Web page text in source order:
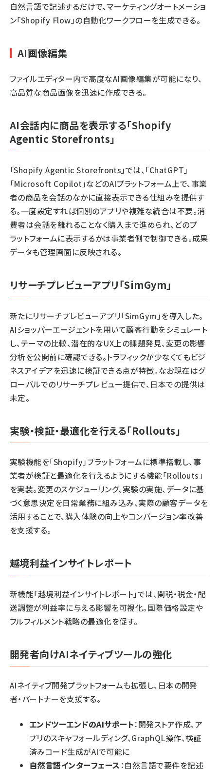
自然言語で記述するだけで、マーケティングオートメーショ
ン「Shopify Flow」の自動化ワークフローを生成できる。
AI画像編集
ファイルエディター内で高度なAI画像編集が可能になり、
高品質な商品画像を迅速に作成できる。
AI会話内に商品を表示する「Shopify
Agentic Storefronts」
「Shopify Agentic Storefronts」では、「ChatGPT」
「Microsoft Copilot」などのAIプラットフォーム上で、事業
者の商品を会話のなかに直接表示できる仕組みを提供す
る。一度設定すれば個別のアプリや複雑な統合は不要。消
費者は会話を離れることなく購入まで進められ、どのプ
ラットフォームに表示するかは事業者側で制御できる。成果
データも管理画面に反映される。
リサーチプレビューアプリ「SimGym」
新たにリサーチプレビューアプリ「SimGym」を導入した。
AIショッパーエージェントを用いて顧客行動をシミュレート
し、テーマの比較、潜在的なUX上の課題発見、変更の影響
分析を公開前に確認できる。トラフィックが少なくてもビジ
ネスアイデアを迅速に検証できる点が特徴。なお現在はグ
ローバルでのリサーチプレビュー提供で、日本での提供は
未定。
実験・検証・最適化を行える「Rollouts」
実験機能を「Shopify」プラットフォームに標準搭載し、事
業者が検証と最適化を行えるようにする機能「Rollouts」
を実装。変更のスケジューリング、実験の実施、データに基
づく意思決定を日常業務に組み込み、実際の顧客データを
活用することで、購入体験の向上やコンバージョン率改善
を支援する。
越境利益インサイトレポート
新機能「越境利益インサイトレポート」では、関税・税金・配
送調整が利益率に与える影響を可視化。国際価格設定や
フルフィルメント戦略の最適化を促す。
開発者向けAIネイティブツールの強化
AIネイティブ開発プラットフォームも拡張し、日本の開発
者・パートナーを支援する。
エンドツーエンドのAIサポート：開発ストア作成、ア
プリのスキャフォールディング、GraphQL操作、検証
済みコード生成がAIで可能に
自然言語インターフェース ：自然言語で要件を記述